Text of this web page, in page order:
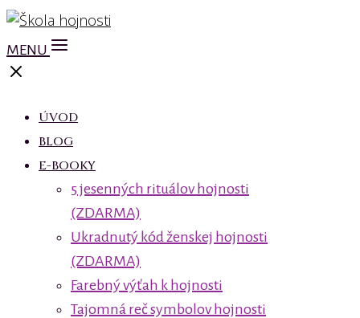
MENU
ÚVOD
BLOG
E-BOOKY
5 jesenných rituálov hojnosti
(ZDARMA)
Ukradnutý kód ženskej hojnosti
(ZDARMA)
Farebný výťah k hojnosti
Tajomná reč symbolov hojnosti